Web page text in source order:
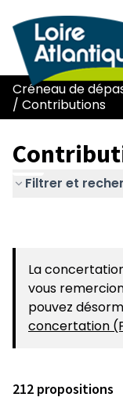
/ Contributions
Filtrer et
La
vous
pouvez
concertation
212 propositions